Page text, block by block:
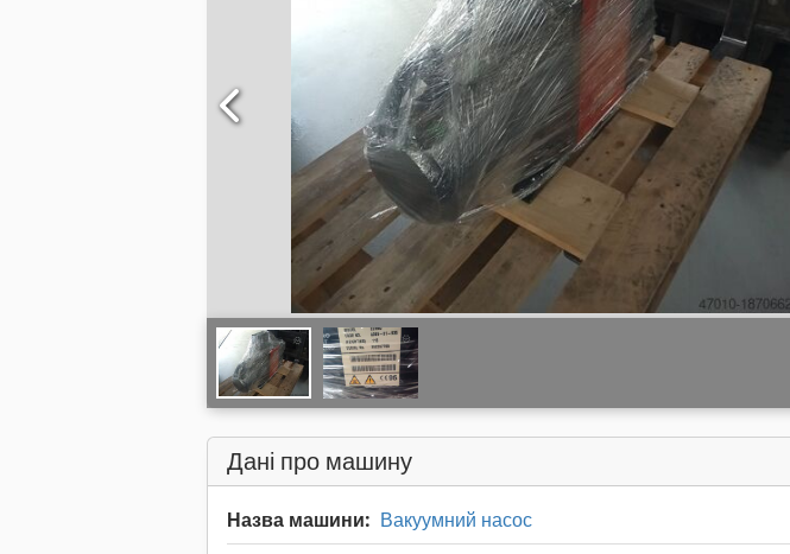
Дані про машину
Назва машини: Вакуумний насос